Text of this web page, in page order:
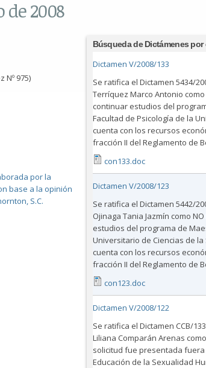
2008
Nº 975)
por la
base a la opinión
S.C.
Búsqueda de Dictámenes
Dictamen V/2008/133
Se ratifica el Dictamen 5434/
Terríquez Marco Antonio como
continuar estudios del
Facultad de Psicología de la
cuenta con los recursos
fracción II del Reglamento de
con133.doc
Dictamen V/2008/123
Se ratifica el Dictamen 5442/
Ojinaga Tania Jazmín como
estudios del programa de
Universitario de Ciencias de
cuenta con los recursos
fracción II del Reglamento de
con123.doc
Dictamen V/2008/122
Se ratifica el Dictamen CCB/
Liliana Comparán Arenas
solicitud fue presentada
Educación de la Sexualidad